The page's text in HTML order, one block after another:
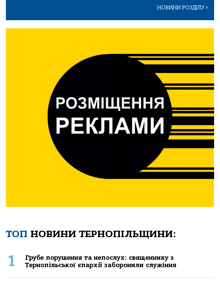
НОВИНИ РОЗДІЛУ>
ТОП НОВИНИ ТЕРНОПІЛЬЩИНИ:
1
Грубе порушення та непослух: священнику з
Тернопільської єпархії заборонили служіння